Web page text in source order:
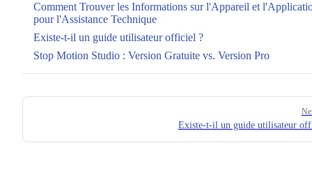
Comment Trouver les Informations sur l'Appareil et
pour l'Assistance Technique
Existe-t-il un guide utilisateur officiel ?
Stop Motion Studio : Version Gratuite vs. Version Pro
Pager
Existe-t-il un guide utilisateur